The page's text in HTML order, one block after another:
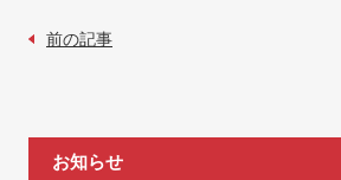
前の記事
お知らせ